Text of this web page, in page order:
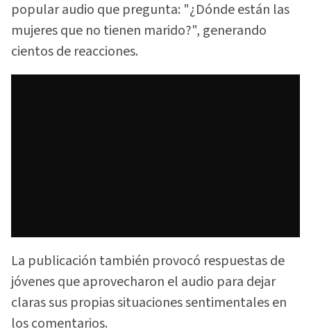
popular audio que pregunta: "¿Dónde están las
mujeres que no tienen marido?", generando
cientos de reacciones.
La publicación también provocó respuestas de
jóvenes que aprovecharon el audio para dejar
claras sus propias situaciones sentimentales en
los comentarios.